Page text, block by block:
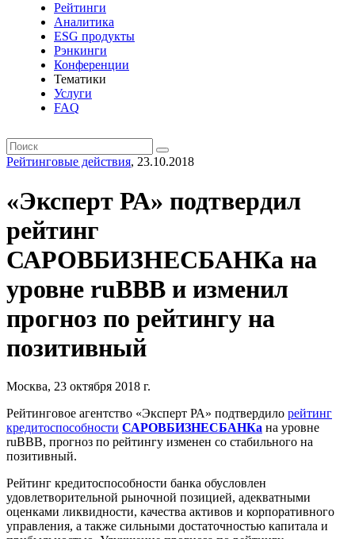
Рейтинги
Аналитика
ESG продукты
Рэнкинги
Конференции
Тематики
Услуги
FAQ
Рейтинговые действия, 23.10.2018
«Эксперт РА» подтвердил
рейтинг
САРОВБИЗНЕСБАНКа на
уровне ruBBB и изменил
прогноз по рейтингу на
позитивный
Москва, 23 октября 2018 г.
Рейтинговое агентство «Эксперт РА» подтвердило рейтинг
кредитоспособности САРОВБИЗНЕСБАНКа на уровне
ruВВВ, прогноз по рейтингу изменен со стабильного на
позитивный.
Рейтинг кредитоспособности банка обусловлен
удовлетворительной рыночной позицией, адекватными
оценками ликвидности, качества активов и корпоративного
управления, а также сильными достаточностью капитала и